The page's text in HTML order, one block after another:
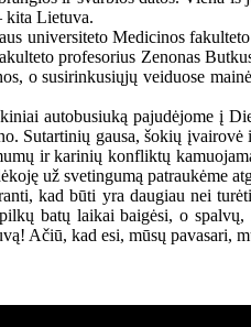
kita Lietuva.
universiteto Medicinos
profesorius Zenonas
o susirinkusiųjų veiduose
autobusiuką pajudėjome į
Sutartinių gausa, šokių
ir karinių konfliktų
už svetingumą patraukėme
kad būti yra daugiau nei
batų laikai baigėsi, o
Ačiū, kad esi, mūsų pavasari,